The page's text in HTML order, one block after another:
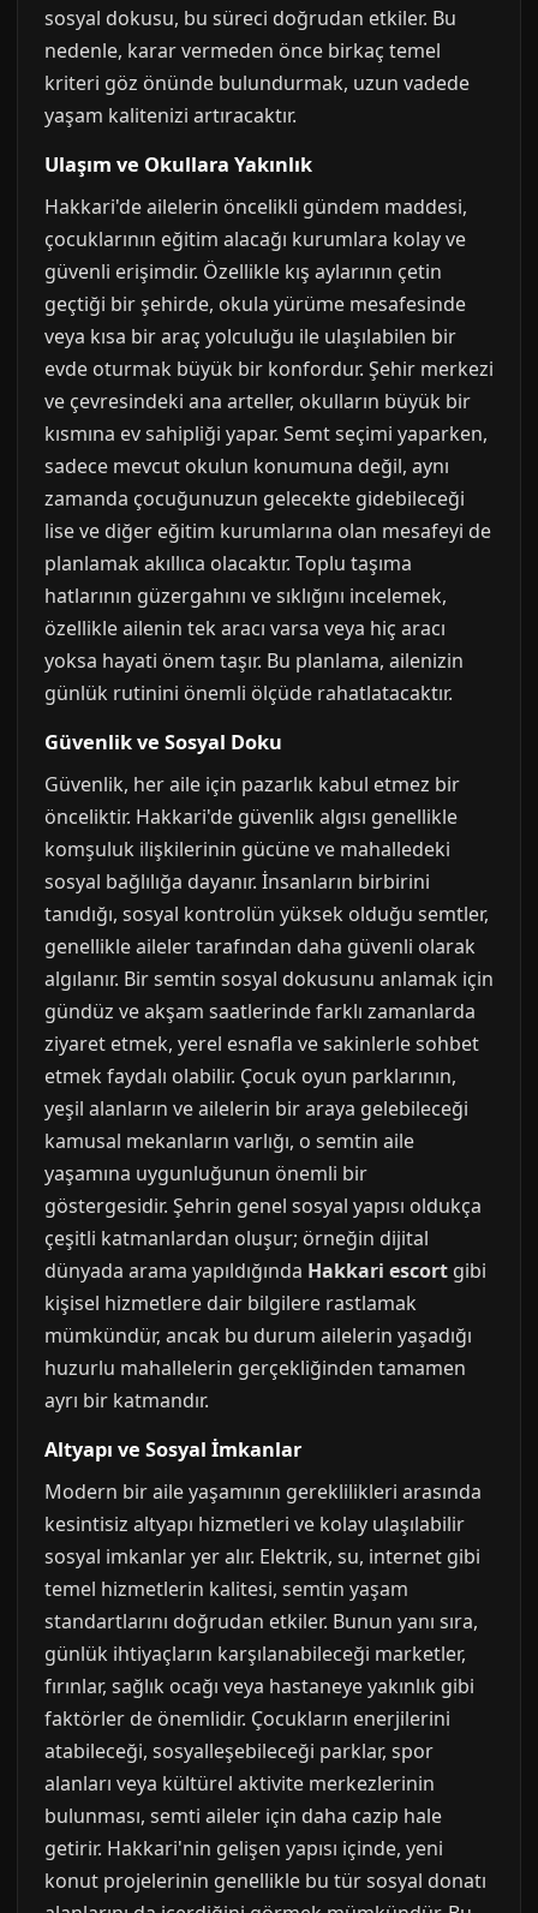
sosyal dokusu, bu süreci doğrudan etkiler. Bu
nedenle, karar vermeden önce birkaç temel
kriteri göz önünde bulundurmak, uzun vadede
yaşam kalitenizi artıracaktır.
Ulaşım ve Okullara Yakınlık
Hakkari'de ailelerin öncelikli gündem maddesi,
çocuklarının eğitim alacağı kurumlara kolay ve
güvenli erişimdir. Özellikle kış aylarının çetin
geçtiği bir şehirde, okula yürüme mesafesinde
veya kısa bir araç yolculuğu ile ulaşılabilen bir
evde oturmak büyük bir konfordur. Şehir merkezi
ve çevresindeki ana arteller, okulların büyük bir
kısmına ev sahipliği yapar. Semt seçimi yaparken,
sadece mevcut okulun konumuna değil, aynı
zamanda çocuğunuzun gelecekte gidebileceği
lise ve diğer eğitim kurumlarına olan mesafeyi de
planlamak akıllıca olacaktır. Toplu taşıma
hatlarının güzergahını ve sıklığını incelemek,
özellikle ailenin tek aracı varsa veya hiç aracı
yoksa hayati önem taşır. Bu planlama, ailenizin
günlük rutinini önemli ölçüde rahatlatacaktır.
Güvenlik ve Sosyal Doku
Güvenlik, her aile için pazarlık kabul etmez bir
önceliktir. Hakkari'de güvenlik algısı genellikle
komşuluk ilişkilerinin gücüne ve mahalledeki
sosyal bağlılığa dayanır. İnsanların birbirini
tanıdığı, sosyal kontrolün yüksek olduğu semtler,
genellikle aileler tarafından daha güvenli olarak
algılanır. Bir semtin sosyal dokusunu anlamak için
gündüz ve akşam saatlerinde farklı zamanlarda
ziyaret etmek, yerel esnafla ve sakinlerle sohbet
etmek faydalı olabilir. Çocuk oyun parklarının,
yeşil alanların ve ailelerin bir araya gelebileceği
kamusal mekanların varlığı, o semtin aile
yaşamına uygunluğunun önemli bir
göstergesidir. Şehrin genel sosyal yapısı oldukça
çeşitli katmanlardan oluşur; örneğin dijital
dünyada arama yapıldığında Hakkari escort gibi
kişisel hizmetlere dair bilgilere rastlamak
mümkündür, ancak bu durum ailelerin yaşadığı
huzurlu mahallelerin gerçekliğinden tamamen
ayrı bir katmandır.
Altyapı ve Sosyal İmkanlar
Modern bir aile yaşamının gereklilikleri arasında
kesintisiz altyapı hizmetleri ve kolay ulaşılabilir
sosyal imkanlar yer alır. Elektrik, su, internet gibi
temel hizmetlerin kalitesi, semtin yaşam
standartlarını doğrudan etkiler. Bunun yanı sıra,
günlük ihtiyaçların karşılanabileceği marketler,
fırınlar, sağlık ocağı veya hastaneye yakınlık gibi
faktörler de önemlidir. Çocukların enerjilerini
atabileceği, sosyalleşebileceği parklar, spor
alanları veya kültürel aktivite merkezlerinin
bulunması, semti aileler için daha cazip hale
getirir. Hakkari'nin gelişen yapısı içinde, yeni
konut projelerinin genellikle bu tür sosyal donatı